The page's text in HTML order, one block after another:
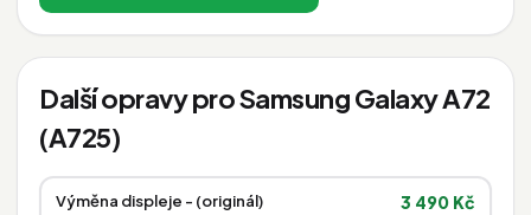
Další opravy pro Samsung Galaxy A72
(A725)
Výměna displeje - (originál) 3 490 Kč